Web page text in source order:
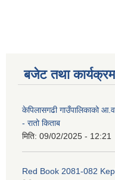
बजेट तथा कार्यक्रम
केपिलासगढी गाउँपालिकाको
- रातो किताब
मिति: 09/02/2025 - 12:21
Red Book 2081-082